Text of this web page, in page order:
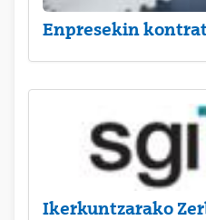
Enpresekin
Ikerkuntzarako